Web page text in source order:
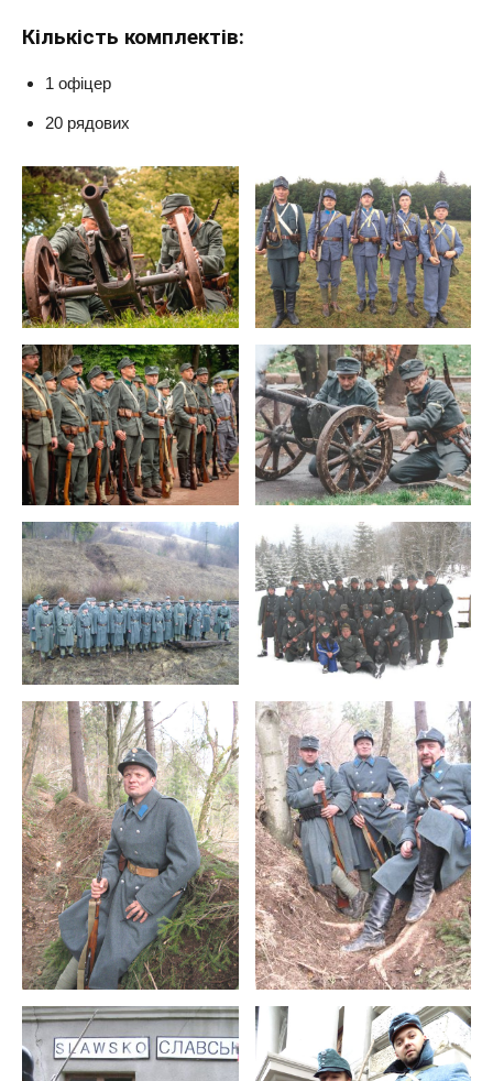
Кількість комплектів:
1 офіцер
20 рядових